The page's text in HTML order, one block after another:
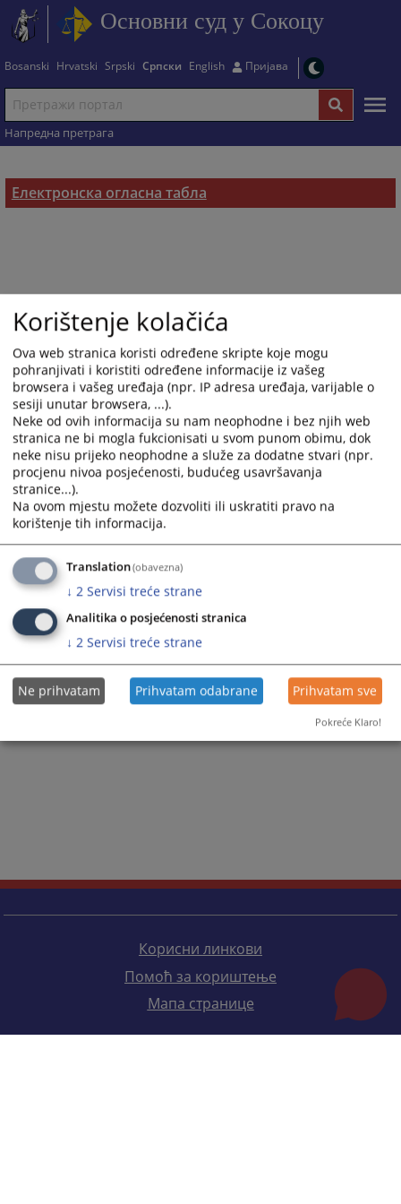
Основни суд у Сокоцу
Bosanski Hrvatski Srpski Српски English Пријава
Напредна претрага
Електронска огласна табла
Корисни линкови
Помоћ за кориштење
Мапа странице
Korištenje kolačića
Ova web stranica koristi određene skripte koje mogu
pohranjivati i koristiti određene informacije iz vašeg
browsera i vašeg uređaja (npr. IP adresa uređaja, varijable o
sesiji unutar browsera, ...).
Neke od ovih informacija su nam neophodne i bez njih web
stranica ne bi mogla fukcionisati u svom punom obimu, dok
neke nisu prijeko neophodne a služe za dodatne stvari (npr.
procjenu nivoa posjećenosti, budućeg usavršavanja
stranice...).
Na ovom mjestu možete dozvoliti ili uskratiti pravo na
korištenje tih informacija.
Translation(obavezna)
↓ 2 Servisi treće strane
Analitika o posjećenosti stranica
↓ 2 Servisi treće strane
Ne prihvatam Prihvatam odabrane Prihvatam sve
Pokreće Klaro!